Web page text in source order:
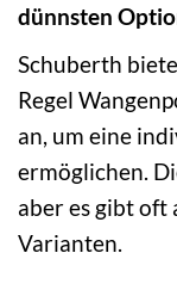
dünnsten
Schuberth
Regel
an, um eine
ermöglichen.
aber es gibt oft
Varianten.